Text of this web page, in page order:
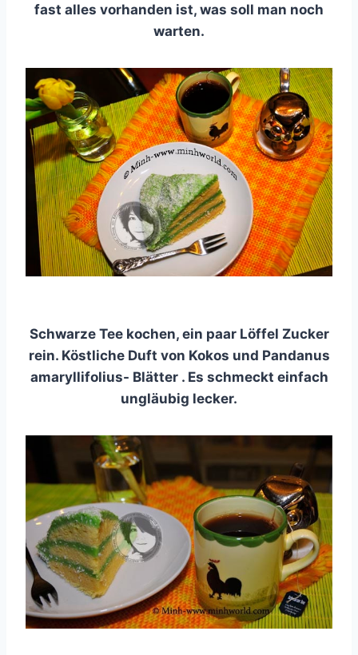
fast alles vorhanden ist, was soll man noch
warten.
Schwarze Tee kochen, ein paar Löffel Zucker
rein. Köstliche Duft von Kokos und Pandanus
amaryllifolius- Blätter . Es schmeckt einfach
ungläubig lecker.